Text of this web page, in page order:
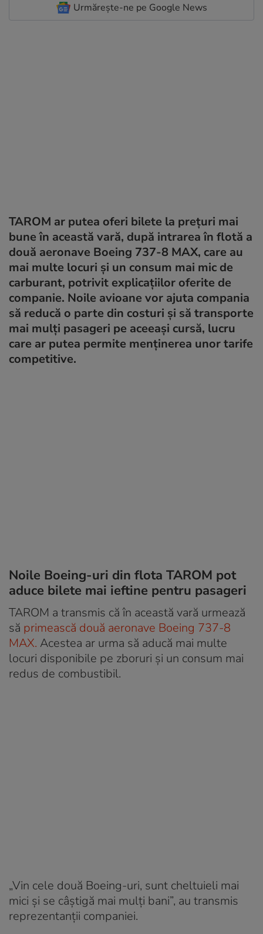
Urmărește-ne pe Google News
TAROM ar putea oferi bilete la prețuri mai
bune în această vară, după intrarea în flotă a
două aeronave Boeing 737-8 MAX, care au
mai multe locuri și un consum mai mic de
carburant, potrivit explicațiilor oferite de
companie. Noile avioane vor ajuta compania
să reducă o parte din costuri și să transporte
mai mulți pasageri pe aceeași cursă, lucru
care ar putea permite menținerea unor tarife
competitive.
Noile Boeing-uri din flota TAROM pot
aduce bilete mai ieftine pentru pasageri
TAROM a transmis că în această vară urmează
să primească două aeronave Boeing 737-8
MAX. Acestea ar urma să aducă mai multe
locuri disponibile pe zboruri și un consum mai
redus de combustibil.
„Vin cele două Boeing-uri, sunt cheltuieli mai
mici și se câștigă mai mulți bani”, au transmis
reprezentanții companiei.